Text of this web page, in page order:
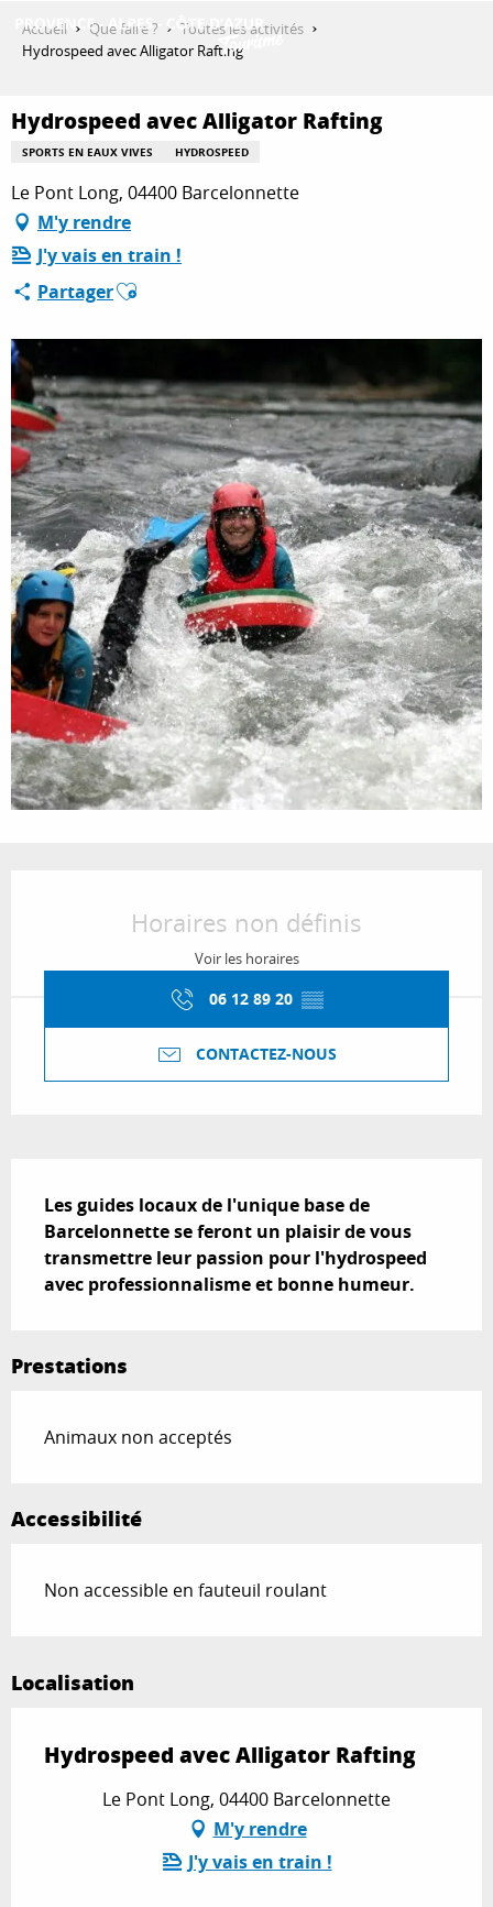
contenu
QUE FAIRE ?
SÉJOURNER
ESPACE PRO
Accueil Que faire ?
Toutes les activités
Hydrospeed avec Alligator Rafting
Hydrospeed avec Alligator Rafting
SPORTS EN EAUX VIVES HYDROSPEED
Le Pont Long, 04400 Barcelonnette
M'y rendre
J'y vais en train !
PartagerAjouter aux favoris
Horaires non définis
Voir les horaires
06 12 89 20 ▒▒
CONTACTEZ-NOUS
Les guides locaux de l'unique base de
Barcelonnette se feront un plaisir de vous
transmettre leur passion pour l'hydrospeed
avec professionnalisme et bonne humeur.
Prestations
Animaux non acceptés
Accessibilité
Non accessible en fauteuil roulant
Localisation
Hydrospeed avec Alligator Rafting
Le Pont Long, 04400 Barcelonnette
M'y rendre
J'y vais en train !